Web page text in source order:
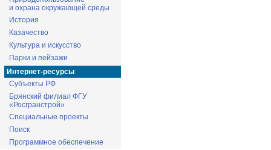
и охрана окружающей среды
История
Казачество
Культура и искусство
Парки и пейзажи
Интернет-ресурсы
Субъекты РФ
Брянский филиал ФГУ
«Росгранстрой»
Специальные проекты
Поиск
Программное обеспечение